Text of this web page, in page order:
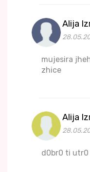
Alija
mujesira
zhice
Alija
d0br0 ti utr0